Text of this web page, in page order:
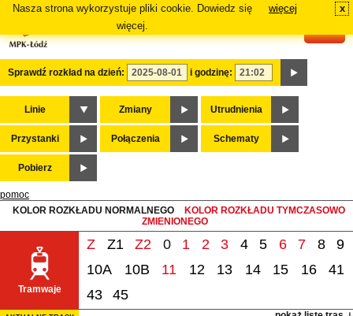
Nasza strona wykorzystuje pliki cookie. Dowiedz się
więcej.
więcej x
Sprawdź rozkład na dzień: i godzinę:
Linie Zmiany Utrudnienia
Przystanki Połączenia Schematy
Pobierz
pomoc
KOLOR ROZKŁADU NORMALNEGO
KOLOR ROZKŁADU TYMCZASOWO
ZMIENIONEGO
Tramwaje
Z Z1 Z2 0 1 2 3 4 5 6 7 8
9
10A
10B 11 12 13 14 15 16
41
43
45